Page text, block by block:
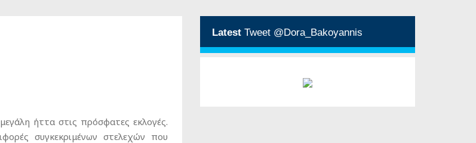
ήττα στις πρόσφατες εκλογές.
συγκεκριμένων στελεχών που
Latest Tweet @Dora_Bakoyannis